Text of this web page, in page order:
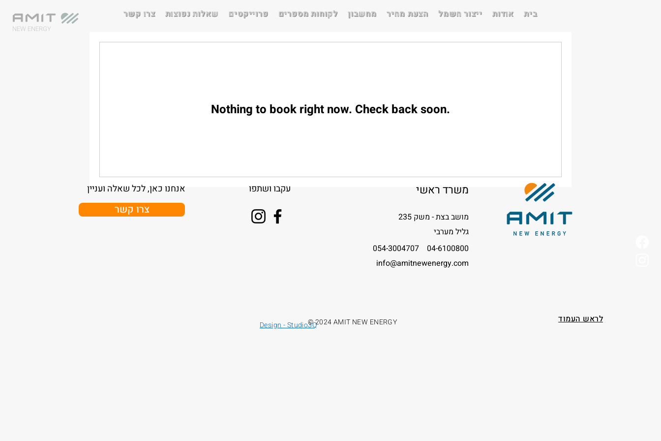
NEW ENERGY
בית אודות ייצור חשמל הצעת מחיר מחשבון לקוחות מספרים פרוייקטים שאלות נפוצות צרו קשר
Nothing to book right now. Check back soon.
אנחנו כאן, לכל שאלה ועניין
צרו קשר
עקבו ושתפו משרד ראשי
מושב בצת - משק 235
גליל מערבי
04-6100800 054-3004707
info@amitnewenergy.com
© 2024 AMIT NEW ENERGY
Design - Studio3Q
לראש העמוד